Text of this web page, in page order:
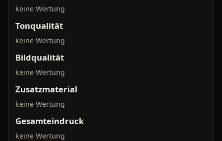
keine Wertung
Tonqualität
keine Wertung
Bildqualität
keine Wertung
Zusatzmaterial
keine Wertung
Gesamteindruck
keine Wertung